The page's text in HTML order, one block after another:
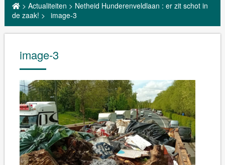
> Actualiteiten > Netheid Hunderenveldlaan : er zit schot in
de zaak! > image-3
image-3